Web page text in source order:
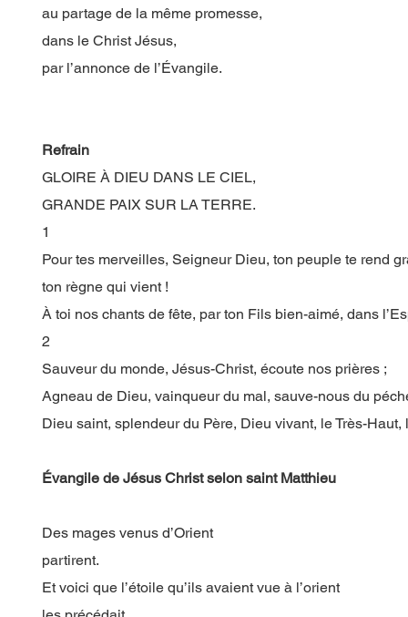
au partage de la même promesse,
dans le Christ Jésus,
par l’annonce de l’Évangile.
Refrain
GLOIRE À DIEU DANS LE CIEL,
GRANDE PAIX SUR LA TERRE.
1
Pour tes merveilles, Seigneur Dieu, ton peuple te rend
ton règne qui vient !
À toi nos chants de fête, par ton Fils bien-aimé, dans
2
Sauveur du monde, Jésus-Christ, écoute nos prières ;
Agneau de Dieu, vainqueur du mal, sauve-nous du
Dieu saint, splendeur du Père, Dieu vivant, le Très-Haut,
Évangile de Jésus Christ selon saint Matthieu
Des mages venus d’Orient
partirent.
Et voici que l’étoile qu’ils avaient vue à l’orient